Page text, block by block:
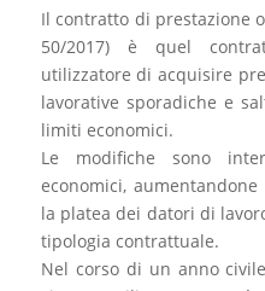
Il contratto di prestazione
50/2017) è quel
utilizzatore di acquisire
lavorative sporadiche e
limiti economici.
Le modifiche sono
economici,
la platea dei datori di
tipologia contrattuale.
Nel corso di un anno